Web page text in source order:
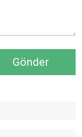
Gönder